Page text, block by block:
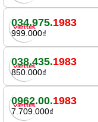
034.975.1983
999.000₫
038.435.1983
850.000₫
0962.00.1983
7.709.000₫